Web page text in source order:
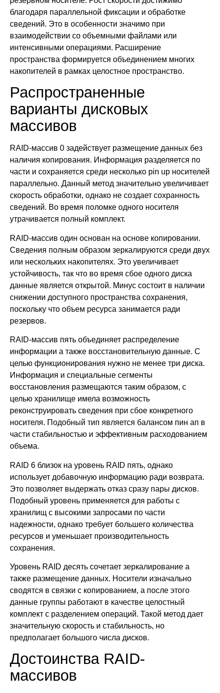
благодаря параллельной фиксации и обработке
сведений. Это в особенности значимо при
взаимодействии со объемными файлами или
интенсивными операциями. Расширение
пространства формируется объединением многих
накопителей в рамках целостное пространство.
Распространенные
варианты дисковых
массивов
RAID-массив 0 задействует размещение данных без
наличия копирования. Информация разделяется по
части и сохраняется среди несколько pin up носителей
параллельно. Данный метод значительно увеличивает
скорость обработки, однако не создает сохранность
сведений. Во время поломке одного носителя
утрачивается полный комплект.
RAID-массив один основан на основе копировании.
Сведения полным образом зеркалируются среди двух
или нескольких накопителях. Это увеличивает
устойчивость, так что во время сбое одного диска
данные является открытой. Минус состоит в наличии
снижении доступного пространства сохранения,
поскольку что объем ресурса занимается ради
резервов.
RAID-массив пять объединяет распределение
информации а также восстановительную данные. С
целью функционирования нужно не менее три диска.
Информация и специальные сегменты
восстановления размещаются таким образом, с
целью хранилище имела возможность
реконструировать сведения при сбое конкретного
носителя. Подобный тип является балансом пин ап в
части стабильностью и эффективным расходованием
объема.
RAID 6 близок на уровень RAID пять, однако
использует добавочную информацию ради возврата.
Это позволяет выдержать отказ сразу пары дисков.
Подобный уровень применяется для работы с
хранилищ с высокими запросами по части
надежности, однако требует большего количества
ресурсов и уменьшает производительность
сохранения.
Уровень RAID десять сочетает зеркалирование а
также размещение данных. Носители изначально
сводятся в связки с копированием, а после этого
данные группы работают в качестве целостный
комплект с разделением операций. Такой метод дает
значительную скорость и стабильность, но
предполагает большого числа дисков.
Достоинства RAID-
массивов